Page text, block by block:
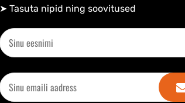
➤ Tasuta nipid ning soovitused​